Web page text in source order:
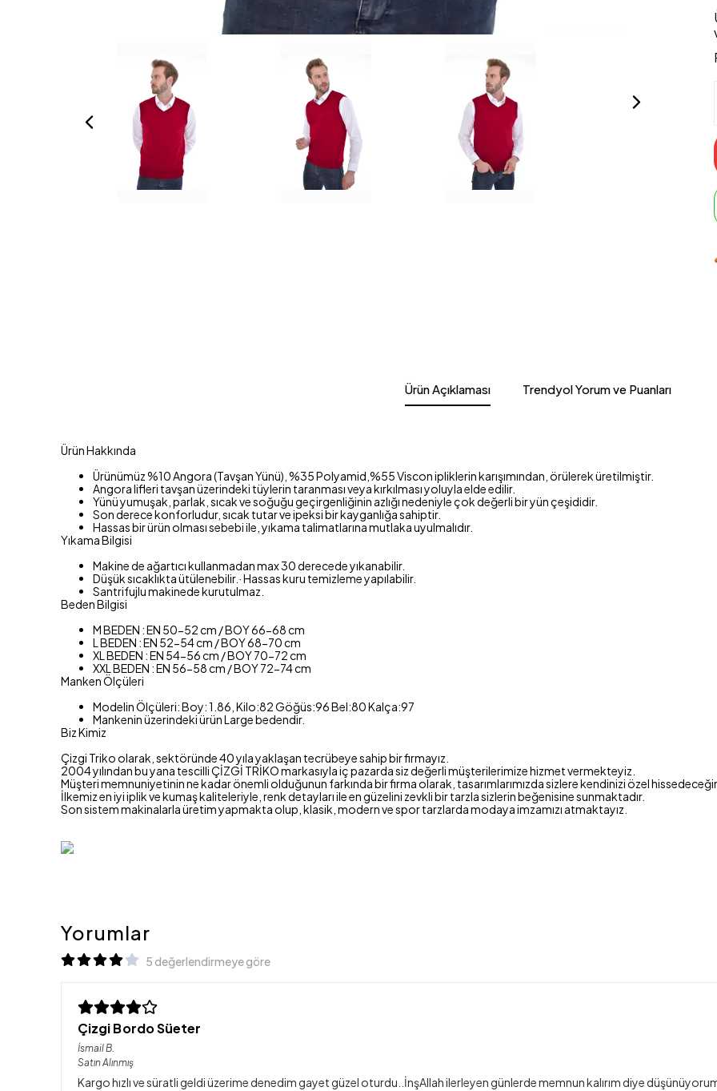
Ürün Açıklaması Trendyol Yorum ve Puanları
Ürün Hakkında
Ürünümüz %10 Angora (Tavşan Yünü), %35 Polyamid,%55 Viscon ipliklerin karışımından, örülerek üretilmiştir.
Angora lifleri tavşan üzerindeki tüylerin taranması veya kırkılması yoluyla elde edilir.
Yünü yumuşak, parlak, sıcak ve soğuğu geçirgenliğinin azlığı nedeniyle çok değerli bir yün çeşididir.
Son derece konforludur, sıcak tutar ve ipeksi bir kayganlığa sahiptir.
Hassas bir ürün olması sebebi ile, yıkama talimatlarına mutlaka uyulmalıdır.
Yıkama Bilgisi
Makine de ağartıcı kullanmadan max 30 derecede yıkanabilir.
Düşük sıcaklıkta ütülenebilir.· Hassas kuru temizleme yapılabilir.
Santrifujlu makinede kurutulmaz.
Beden Bilgisi
M BEDEN : EN 50-52 cm / BOY 66-68 cm
L BEDEN : EN 52-54 cm / BOY 68-70 cm
XL BEDEN : EN 54-56 cm / BOY 70-72 cm
XXL BEDEN : EN 56-58 cm / BOY 72-74 cm
Manken Ölçüleri
Modelin Ölçüleri: Boy: 1.86, Kilo:82 Göğüs:96 Bel:80 Kalça:97
Mankenin üzerindeki ürün Large bedendir.
Biz Kimiz
Çizgi Triko olarak, sektöründe 40 yıla yaklaşan tecrübeye sahip bir firmayız.
2004 yılından bu yana tescilli ÇİZGİ TRİKO markasıyla iç pazarda siz değerli müşterilerimize hizmet vermekteyiz.
Müşteri memnuniyetinin ne kadar önemli olduğunun farkında bir firma olarak, tasarımlarımızda sizlere kendinizi özel
İlkemiz en iyi iplik ve kumaş kaliteleriyle, renk detayları ile en güzelini zevkli bir tarzla sizlerin beğenisine sunmaktadır.
Son sistem makinalarla üretim yapmakta olup, klasik, modern ve spor tarzlarda modaya imzamızı atmaktayız.
Yorumlar
5 değerlendirmeye göre
Çizgi Bordo Süeter
İsmailB.
Satın Alınmış
Kargo hızlı ve süratli geldi üzerime denedim gayet güzel oturdu..İnşAllah ilerleyen günlerde memnun kalırım diye